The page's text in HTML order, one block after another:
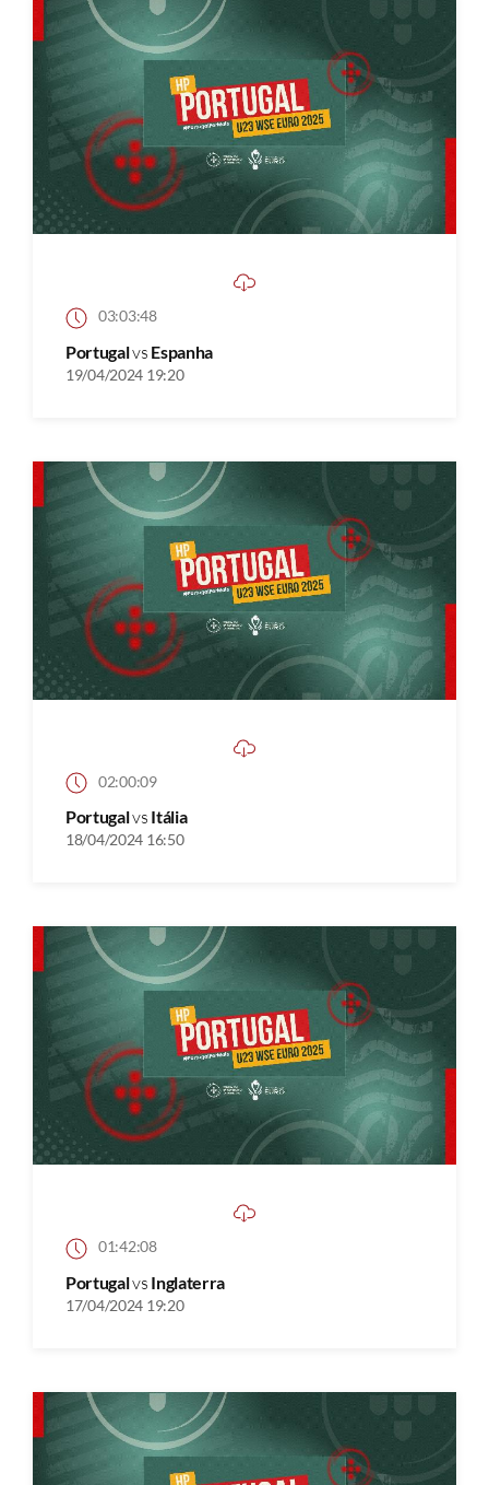
03:03:48
Portugalvs Espanha
19/04/2024 19:20
02:00:09
Portugalvs Itália
18/04/2024 16:50
01:42:08
Portugalvs Inglaterra
17/04/2024 19:20